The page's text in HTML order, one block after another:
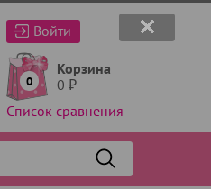
Войти
0
Корзина
0 ₽
Список сравнения